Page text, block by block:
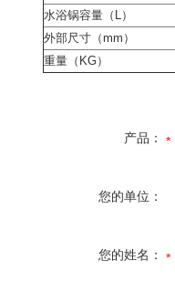
水浴锅容量（L）
外部尺寸（mm）
重量（KG）
产品：
您的单位：
您的姓名：